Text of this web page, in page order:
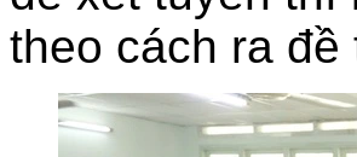
theo cách ra